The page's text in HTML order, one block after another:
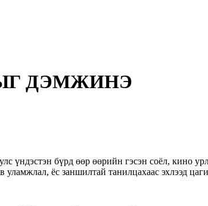
ДЭМЖИНЭ
үндэстэн бүрд өөр өөрийн гэсэн соёл, кино
ёс заншилтай танилцахаас эхлээд